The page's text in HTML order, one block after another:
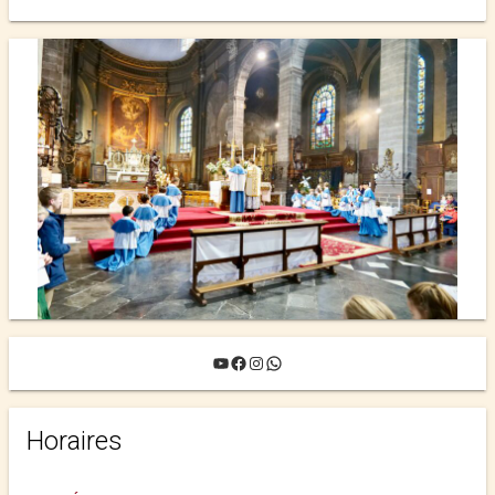
YouTube
Facebook
Instagram
WhatsApp
Horaires